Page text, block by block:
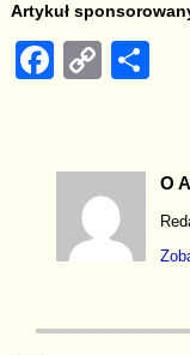
Artykuł
F
e
o
k
C
y
Li
n
e
O